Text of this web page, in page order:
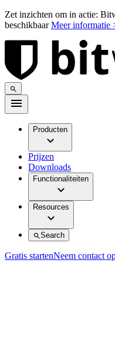
Zet inzichten om in actie:
beschikbaarMeer informatie
Producten
Prijzen
Downloads
Functionaliteiten
Resources
Search
Gratis startenNeem contact